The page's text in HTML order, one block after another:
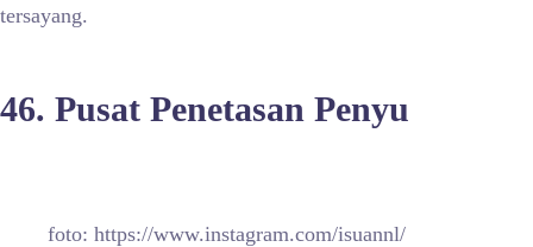
tersayang.
46. Pusat Penetasan Penyu
foto: https://www.instagram.com/isuannl/